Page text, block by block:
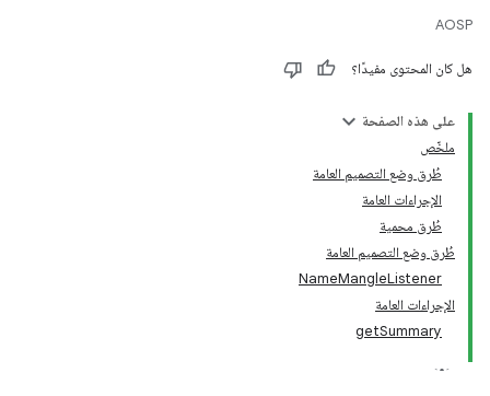
AOSP
هل كان المحتوى مفيدًا؟
على هذه الصفحة
ملخّص
طُرق وضع التصميم العامة
الإجراءات العامة
طُرق محمية
طُرق وضع التصميم العامة
NameMangleListener
الإجراءات العامة
getSummary